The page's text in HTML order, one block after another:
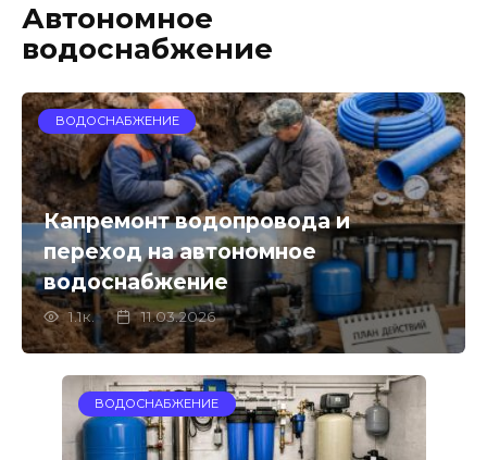
Автономное
водоснабжение
ВОДОСНАБЖЕНИЕ
Капремонт водопровода и
переход на автономное
водоснабжение
1.1к. 11.03.2026
ВОДОСНАБЖЕНИЕ